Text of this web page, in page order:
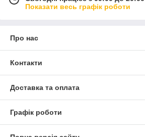
Показати весь графік роботи
Про нас
Контакти
Доставка та оплата
Графік роботи